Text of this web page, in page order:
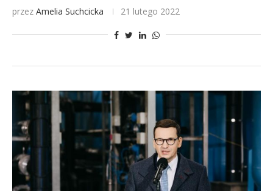
przez Amelia Suchcicka 21 lutego 2022